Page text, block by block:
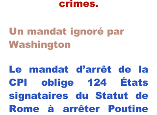
crimes.
Un mandat ignoré par
Washington
Le mandat d’arrêt de la
CPI oblige 124 États
signataires du Statut de
Rome à arrêter Poutine